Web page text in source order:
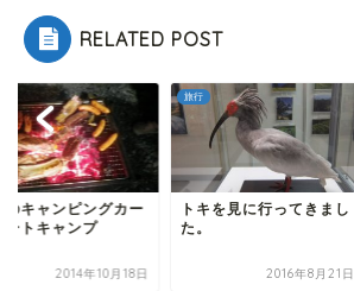
RELATED POST
のキャンピングカー
ートキャンプ
2014年10月18日
旅行
トキを見に行ってきまし
た。
2016年8月21日